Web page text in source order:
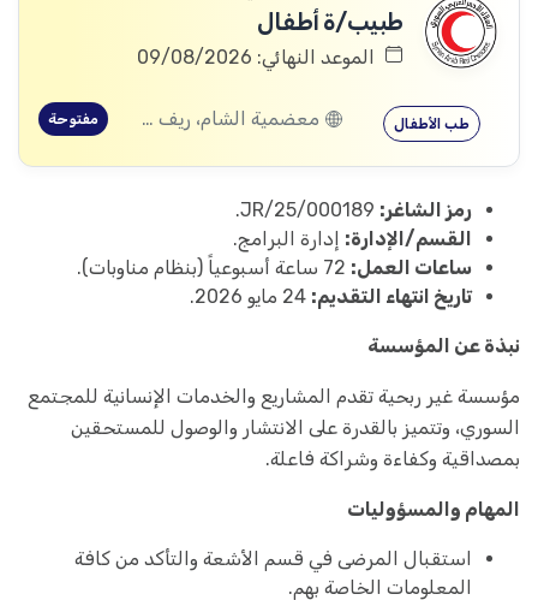
طبيب/ة أطفال
الموعد النهائي: 09/08/2026
طب الأطفال معضمية الشام، ريف دمشق مفتوحة
رمز الشاغر:
القسم/الإدارة: إدارة البرامج.
ساعات العمل:
تاريخ انتهاء التقديم:
نبذة عن المؤسسة
مؤسسة غير ربحية تقدم المشاريع والخدمات الإنسانية للمجتمع
السوري، وتتميز بالقدرة على الانتشار والوصول للمستحقين
بمصداقية وكفاءة وشراكة فاعلة.
المهام والمسؤوليات
استقبال المرضى في قسم الأشعة والتأكد من كافة
المعلومات الخاصة بهم.